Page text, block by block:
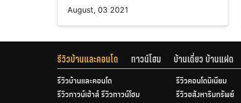
August, 03 2021
รีวิวบ้านและคอนโด ทาวน์โฮม บ้านเดี่ยว บ้านแฝด
รีวิวบ้านและคอนโด รีวิวคอนโดมิเนียม
รีวิวทาวน์เฮ้าส์ รีวิวทาวน์โฮม
รีวิวอสังหาริมทรัพย์